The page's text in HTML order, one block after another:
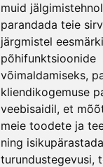
muid
parandada teie
järgmistel
põhifunktsioonide
võimaldamiseks,
kliendikogemuse
veebisaidil, et
meie toodete ja
ning isikupärastada
turundustegevusi,